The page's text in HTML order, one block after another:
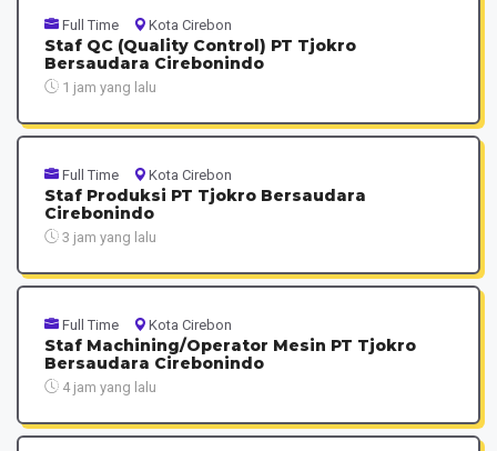
Full Time Kota Cirebon
Staf QC (Quality Control) PT Tjokro
Bersaudara Cirebonindo
1 jam yang lalu
Full Time Kota Cirebon
Staf Produksi PT Tjokro Bersaudara
Cirebonindo
3 jam yang lalu
Full Time Kota Cirebon
Staf Machining/Operator Mesin PT Tjokro
Bersaudara Cirebonindo
4 jam yang lalu